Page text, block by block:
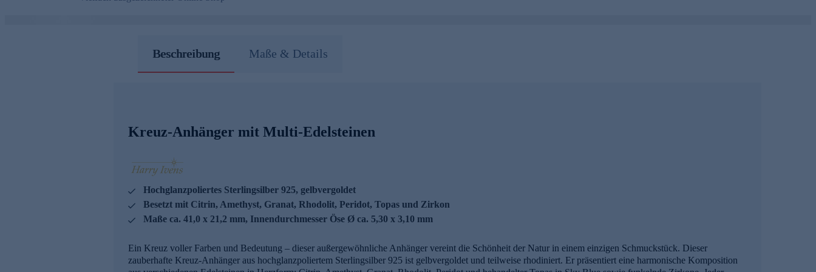
Beschreibung Maße & Details
Kreuz-Anhänger mit Multi-Edelsteinen
Hochglanzpoliertes Sterlingsilber 925, gelbvergoldet
Besetzt mit Citrin, Amethyst, Granat, Rhodolit, Peridot, Topas und Zirkon
Maße ca. 41,0 x 21,2 mm, Innendurchmesser Öse Ø ca. 5,30 x 3,10 mm
Ein Kreuz voller Farben und Bedeutung – dieser außergewöhnliche Anhänger vereint die Schönheit der Natur in einem einzigen Schmuckstück. Dieser
zauberhafte Kreuz-Anhänger aus hochglanzpoliertem Sterlingsilber 925 ist gelbvergoldet und teilweise rhodiniert. Er präsentiert eine harmonische Komposition